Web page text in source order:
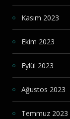
Kasım 2023
Ekim 2023
Eylül 2023
Ağustos 2023
Temmuz 2023